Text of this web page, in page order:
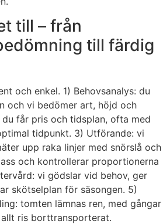
till – från
till färdig
och enkel. 1) Behovsanalys: du
och vi bedömer art, höjd och
får pris och tidsplan, ofta med
tidpunkt. 3) Utförande: vi
upp raka linjer med snörslå och
och kontrollerar proportionerna
vi gödslar vid behov, ger
skötselplan för säsongen. 5)
tomten lämnas ren, med gångar
ris borttransporterat.